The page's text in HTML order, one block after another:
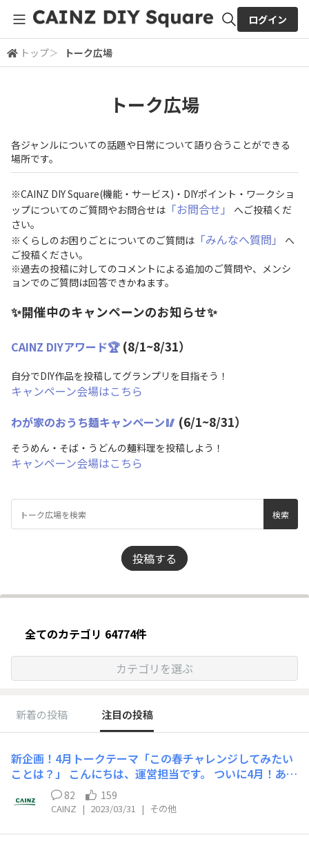
全体検索
ログイン
トップ＞ トーク広場
トーク広場
各ジャンルについての話題や日常について語り合うことができる
場所です。
※CAINZ DIY Square(機能・サービス)・DIYポイント・ワークショ
ップについてのご質問やお問合せは 「お問合せ」
へご投稿くだ
さい。
※くらしのお困りごとについてのご質問は 「みんなへ質問」
へ
ご投稿ください。
※過去の投稿に対してのコメントによる追加のご質問や、メンシ
ョンでのご質問は回答できかねます。
✨開催中のキャンペーンのお知らせ✨
CAINZ DIYアワード🏆 (8/1~8/31）
自分でDIY作品を投稿してグランプリを目指そう！
キャンペーン会場はこちら
わが家のおうち麺キャンペーン🥢 (6/1~8/31）
そうめん・そば・うどんの麺料理を投稿しよう！
キャンペーン会場はこちら
投稿する
全てのカテゴリ 64774件
カテゴリを選ぶ
新着の投稿 注目の投稿
新企画！4月トークテーマ「この春チャレンジしてみたい
ことは？」 こんにちは、運営担当です。 ついに4月！あっ
という間に暖かくなり、新たに何かに挑戦したい気持ちに
なる季節です🌸 そこでCainz DIY Squareでは、新たな企
運営からトークテーマを立てさせていただきますので、そ
82 159
CAINZ | 2023/03/31 | その他